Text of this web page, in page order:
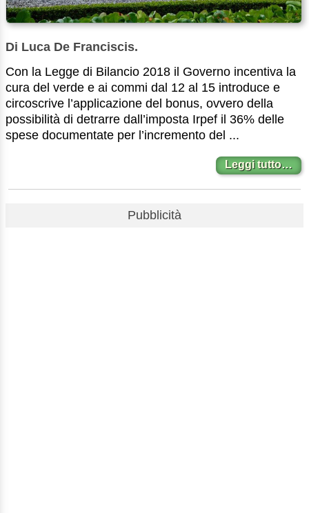
Di Luca De Franciscis.
Con la Legge di Bilancio 2018 il Governo incentiva la
cura del verde e ai commi dal 12 al 15 introduce e
circoscrive l’applicazione del bonus, ovvero della
possibilità di detrarre dall’imposta Irpef il 36% delle
spese documentate per l’incremento del ...
Leggi tutto…
Pubblicità